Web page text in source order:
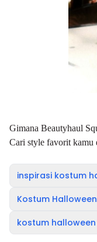
Gimana Beautyhaul
Cari style favorit kamu
inspirasi kostum
Kostum Halloween
kostum